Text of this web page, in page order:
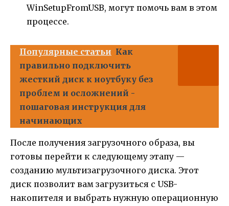
WinSetupFromUSB, могут помочь вам в этом
процессе.
Популярные статьи Как
правильно подключить
жесткий диск к ноутбуку без
проблем и осложнений -
пошаговая инструкция для
начинающих
После получения загрузочного образа, вы
готовы перейти к следующему этапу —
созданию мультизагрузочного диска. Этот
диск позволит вам загрузиться с USB-
накопителя и выбрать нужную операционную